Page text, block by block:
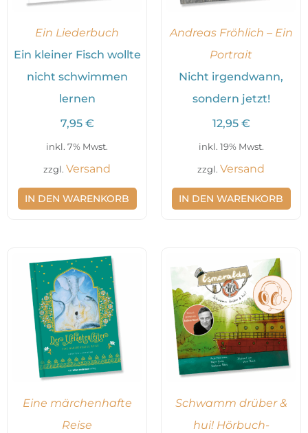
Ein Liederbuch
Ein kleiner Fisch wollte
nicht schwimmen
lernen
7,95 €
inkl. 7% Mwst.
zzgl. Versand
IN DEN WARENKORB
Andreas Fröhlich – Ein
Portrait
Nicht irgendwann,
sondern jetzt!
12,95 €
inkl. 19% Mwst.
zzgl. Versand
IN DEN WARENKORB
Eine märchenhafte
Reise
Schwamm drüber &
hui! Hörbuch-